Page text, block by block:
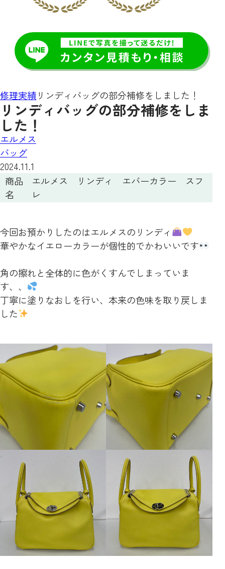
修理実績リンディバッグの部分補修をしました！
リンディバッグの部分補修をしま
した！
エルメス
バッグ
2024.11.1
商品
名
エルメス リンディ エバーカラー スフ
レ
今回お預かりしたのはエルメスのリンディ
華やかなイエローカラーが個性的でかわいいです
角の擦れと全体的に色がくすんでしまっていま
す、、
丁寧に塗りなおしを行い、本来の色味を取り戻しま
した